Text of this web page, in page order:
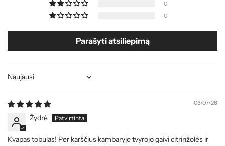
0
0
Parašyti atsiliepimą
Sort by
03/07/26
Žydrė
Kvapas tobulas! Per karščius kambaryje tvyrojo gaivi citrinžolės ir